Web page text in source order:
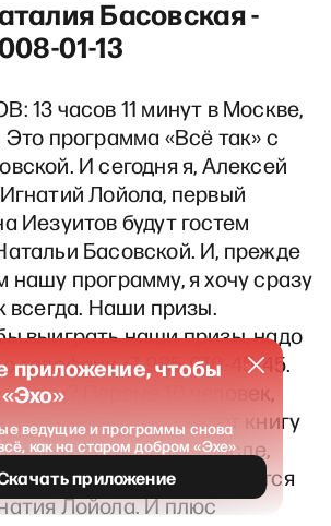
Басовская -
01-13
13 часов 11 минут в Москве,
Это программа «Всё так» с
И сегодня я, Алексей
Лойола, первый
Иезуитов будут гостем
Басовской. И, прежде
программу, я хочу сразу
всегда. Наши призы.
выиграть наши призы, надо
телефону +7-985-970-45-45.
Первые 10 человек,
правильно, получают книгу
находится в том числе,
маркиза Сада, находится
Лойола. И плюс
приложение, чтобы
ведущие и программы снова
как на старом добром «Эхе»
приложение